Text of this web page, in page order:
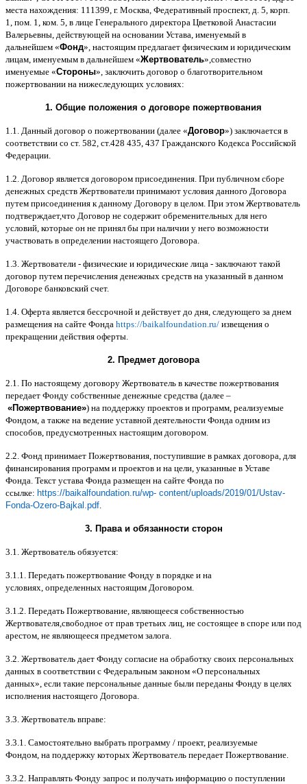
места нахождения: 111399, г. Москва Федеративный проспект, д . 5, корп
1, пом . 1, ком . 5, в лице Генерального директора Цветковой Анастасии
Валерьевны действующей на основании Устава именуемый в
дальнейшем «Фонд», настоящим предлагает физическим и юридическим
лицам именуемым в дальнейшем «Жертвователь», совместно
именуемые «Стороны», заключить договор o благотворительном
пожертвовании на нижеследующих условиях:
1. Общие положения o договоре пожертвования
1.1. Данный договор о пожертвовании (далее «Договор») заключается в
соответствии со ст. 582, ст.428 435, 437 Гражданского Кодекса Российской
Федерации
1.2. Договор является договором присоединения При публичном сборе
денежных средств Жертвователи принимают условия данного Договора
путем присоединения к данному Договору в целом При этом Жертвователь
подтверждает,что Договор не содержит обременительных для него
условий которые он не принял бы при наличии у него возможности
участвовать в определении настоящего Договора
1.3. Жертвователи - физические и юридические лица - заключают такой
договор путем перечисления денежных средств на указанный в данном
Договоре банковский счет.
1.4. Оферта является бессрочной и действует до дня следующего за днем
размещения на сайте Фонда https://baikalfoundation.ru/ извещения о
прекращении действия оферты
2. Предмет договора
2.1. По настоящему договору Жертвователь в качестве пожертвования
передает Фонду собственные денежные средства (далее –
«Пожертвование») на поддержку проектов и программ реализуемые
Фондом а также на ведение уставной деятельности Фонда одним из
способов предусмотренных настоящим договором
2.2. Фонд принимает Пожертвования поступившие в рамках договора для
финансирования программ и проектов и на цели указанные в Уставе
Фонда Текст устава Фонда размещен на сайте Фонда по
ссылке: https://baikalfoundation.ru/wp- content/uploads/2019/01/Ustav-
Fonda-Ozero-Bajkal.pdf
3. Права и обязанности сторон
3.1. Жертвователь обязуется:
3.1.1. Передать пожертвование Фонду в порядке и на
условиях определенных настоящим Договором
3.1.2. Передать Пожертвование являющееся собственностью
Жертвователя свободное от прав третьих лиц не состоящее в споре или под
арестом не являющееся предметом залога
3.2. Жертвователь дает Фонду согласие на обработку своих персональных
данных в соответствии с Федеральным законом «О персональных
данных», если такие персональные данные были переданы Фонду в целях
исполнения настоящего Договора
3.3. Жертвователь вправе:
3.3.1. Самостоятельно выбрать программу / проект, реализуемые
Фондом на поддержку которых Жертвователь передает Пожертвование
3.3.2. Направлять Фонду запрос и получать информацию о поступлении